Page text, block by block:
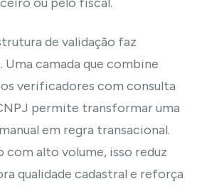
de validação faz
camada que combine
verificadores com consulta
permite transformar uma
em regra transacional.
com alto volume, isso reduz
qualidade cadastral e reforça